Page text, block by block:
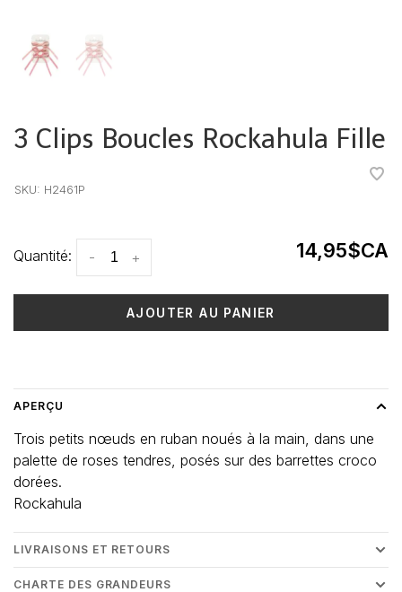
3 Clips Boucles Rockahula Fille
SKU: H2461P
Quantité: +
- 14,95$CA
AJOUTER AU PANIER
APERÇU
Trois petits nœuds en ruban noués à la main, dans une
palette de roses tendres, posés sur des barrettes croco
dorées.
Rockahula
LIVRAISONS ET RETOURS
CHARTE DES GRANDEURS